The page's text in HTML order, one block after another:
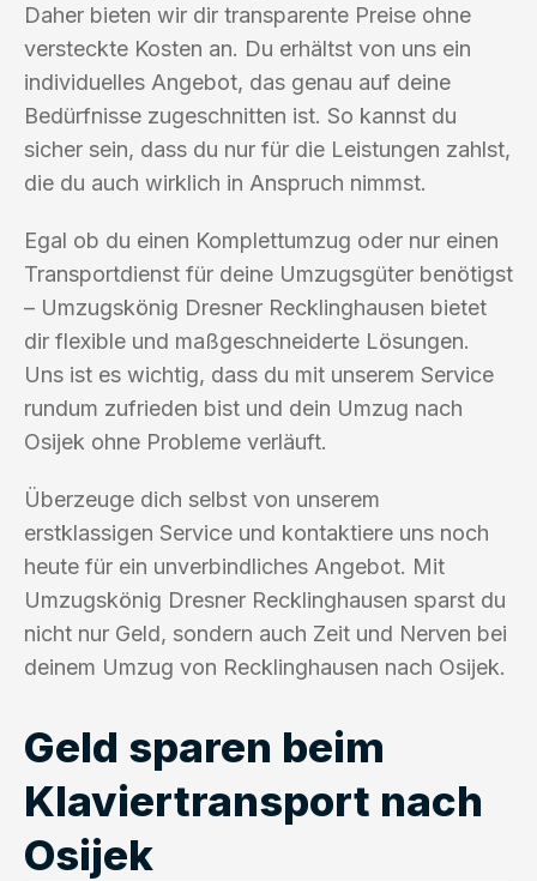
Daher bieten wir dir transparente Preise ohne
versteckte Kosten an. Du erhältst von uns ein
individuelles Angebot, das genau auf deine
Bedürfnisse zugeschnitten ist. So kannst du
sicher sein, dass du nur für die Leistungen zahlst,
die du auch wirklich in Anspruch nimmst.
Egal ob du einen Komplettumzug oder nur einen
Transportdienst für deine Umzugsgüter benötigst
– Umzugskönig Dresner Recklinghausen bietet
dir flexible und maßgeschneiderte Lösungen.
Uns ist es wichtig, dass du mit unserem Service
rundum zufrieden bist und dein Umzug nach
Osijek ohne Probleme verläuft.
Überzeuge dich selbst von unserem
erstklassigen Service und kontaktiere uns noch
heute für ein unverbindliches Angebot. Mit
Umzugskönig Dresner Recklinghausen sparst du
nicht nur Geld, sondern auch Zeit und Nerven bei
deinem Umzug von Recklinghausen nach Osijek.
Geld sparen beim
Klaviertransport nach
Osijek